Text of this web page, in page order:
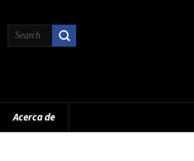
Acerca de